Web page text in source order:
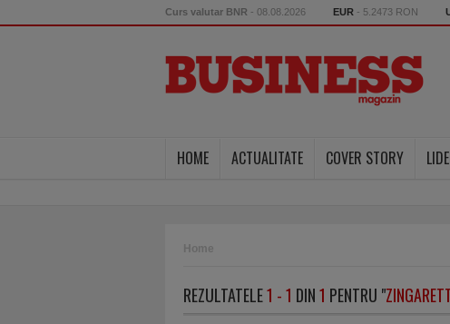
Curs valutar BNR - 08.08.2026 EUR - 5.2473 RON
HOME ACTUALITATE COVER STORY
Home
REZULTATELE1 - 1 DIN1 PENTRU "